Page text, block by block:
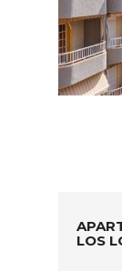
LOS